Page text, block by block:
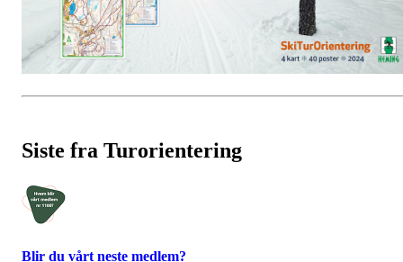
Siste fra Turorientering
Blir du vårt neste medlem?